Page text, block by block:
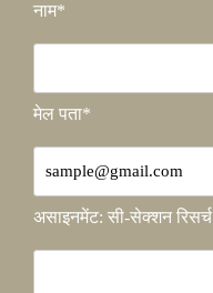
नाम*
मेल पता*
असाइनमेंट: सी-सेक्शन रिसर्च